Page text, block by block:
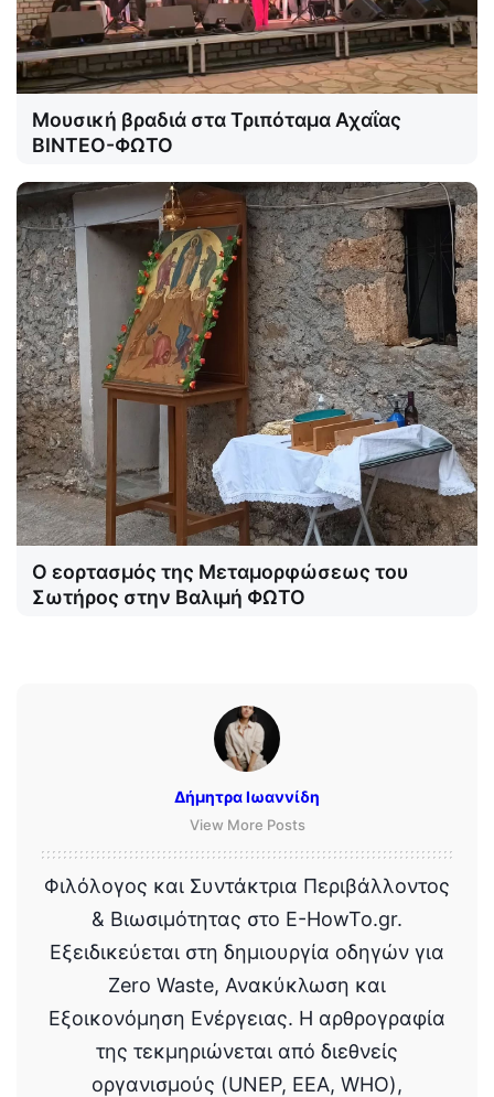
Μουσική βραδιά στα Τριπόταμα Αχαΐας
ΒΙΝΤΕΟ-ΦΩΤΟ
Ο εορτασμός της Μεταμορφώσεως του
Σωτήρος στην Βαλιμή ΦΩΤΟ
Δήμητρα Ιωαννίδη
View More Posts
Φιλόλογος και Συντάκτρια Περιβάλλοντος
& Βιωσιμότητας στο E-HowTo.gr.
Εξειδικεύεται στη δημιουργία οδηγών για
Zero Waste, Ανακύκλωση και
Εξοικονόμηση Ενέργειας. Η αρθρογραφία
της τεκμηριώνεται από διεθνείς
οργανισμούς (UNEP, EEA, WHO),